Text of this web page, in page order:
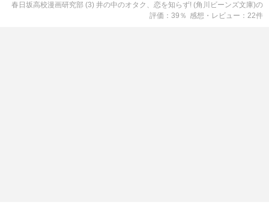
春日坂高校漫画研究部 (3) 井の中のオタク、恋を知らず! (角川ビーンズ文庫)の
評価
39 ％ 感想・レビュー 22件